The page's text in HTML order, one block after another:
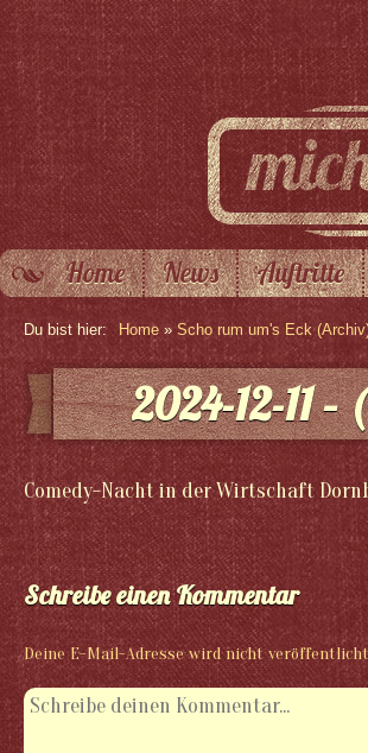
Home News Auftritte
Du bist hier: Home » Scho rum um's Eck
2024-12-11
Comedy-Nacht in der Wirtschaft
Schreibe einen Kommentar
Deine E-Mail-Adresse wird nicht